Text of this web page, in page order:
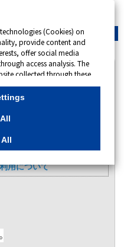
緊急時 会員サイト
スは利用可能でしょう
(EV/PHEV)充電サービス
用について
(Cookies) on
provide content and
offer social media
access analysis. The
collected through these
that provide
services. These
they have collected
you by businesses other
reject the use of all
all Cookies, please click
the
browser's "Settings".
website, please refer to